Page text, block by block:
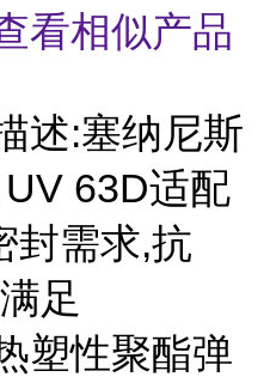
看相似产品
述:塞纳尼斯
63D适配
封需求,抗
足
塑性聚酯弹